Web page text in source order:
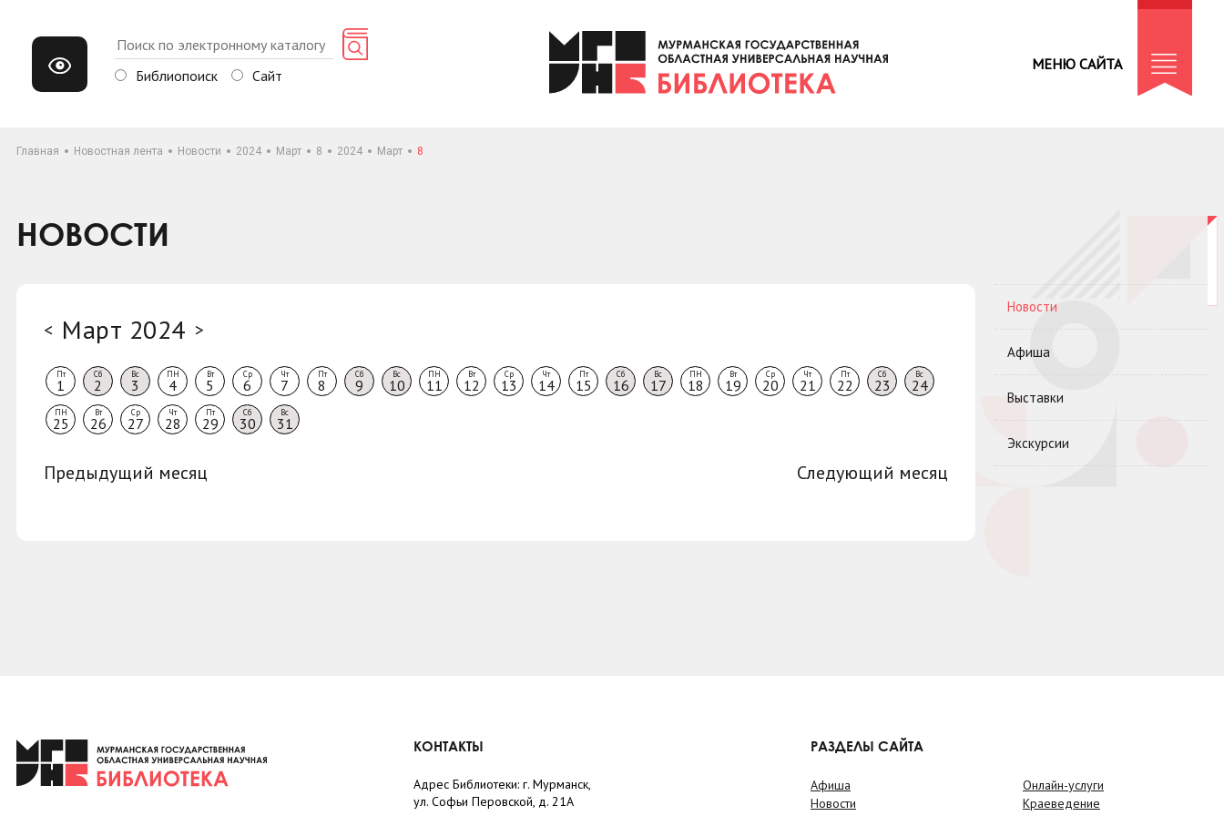
Библиопоиск Сайт
МЕНЮ САЙТА
Главная Новостная лента Новости 2024 Март 8 2024 Март 8
НОВОСТИ
< Март 2024 >
Пт
1
Сб
2
Вс
3
ПН
4
Вт
5
Ср
6
Чт
7
Пт
8
Сб
9
Вс
10
ПН
11
Вт
12
Ср
13
Чт
14
Пт
15
Сб
16
Вс
17
ПН
18
Вт
19
Ср
20
Чт
21
Пт
22
Сб
23
Вс
24
ПН
25
Вт
26
Ср
27
Чт
28
Пт
29
Сб
30
Вс
31
Предыдущий месяц Следующий месяц
Новости
Афиша
Выставки
Экскурсии
КОНТАКТЫ
Адрес Библиотеки: г. Мурманск,
ул. Софьи Перовской, д. 21А
РАЗДЕЛЫ САЙТА
Афиша
Новости
Онлайн-услуги
Краеведение